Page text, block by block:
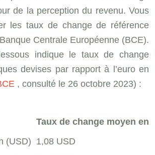
de la perception du revenu. Vous
les taux de change de référence
Centrale Européenne (BCE).
indique le taux de change
devises par rapport à l’euro en
, consulté le 26 octobre 2023) :
Taux de change moyen en
(USD) 1,08 USD